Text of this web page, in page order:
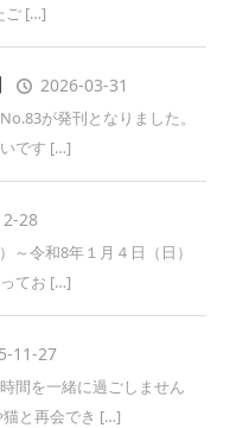
ご […]
2026-03-31
が発刊となりました。
です […]
28
令和8年１月４日（日）
てお […]
11-27
間を一緒に過ごしません
と再会でき […]